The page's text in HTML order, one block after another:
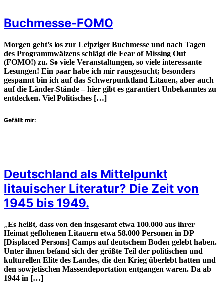
Buchmesse-FOMO
Morgen geht’s los zur Leipziger Buchmesse und nach Tagen
des Programmwälzens schlägt die Fear of Missing Out
(FOMO!) zu. So viele Veranstaltungen, so viele interessante
Lesungen! Ein paar habe ich mir rausgesucht; besonders
gespannt bin ich auf das Schwerpunktland Litauen, aber auch
auf die Länder-Stände – hier gibt es garantiert Unbekanntes zu
entdecken. Viel Politisches […]
Gefällt mir:
Deutschland als Mittelpunkt
litauischer Literatur? Die Zeit von
1945 bis 1949.
„Es heißt, dass von den insgesamt etwa 100.000 aus ihrer
Heimat geflohenen Litauern etwa 58.000 Personen in DP
[Displaced Persons] Camps auf deutschem Boden gelebt haben.
Unter ihnen befand sich der größte Teil der politischen und
kulturellen Elite des Landes, die den Krieg überlebt hatten und
den sowjetischen Massendeportation entgangen waren. Da ab
1944 in […]